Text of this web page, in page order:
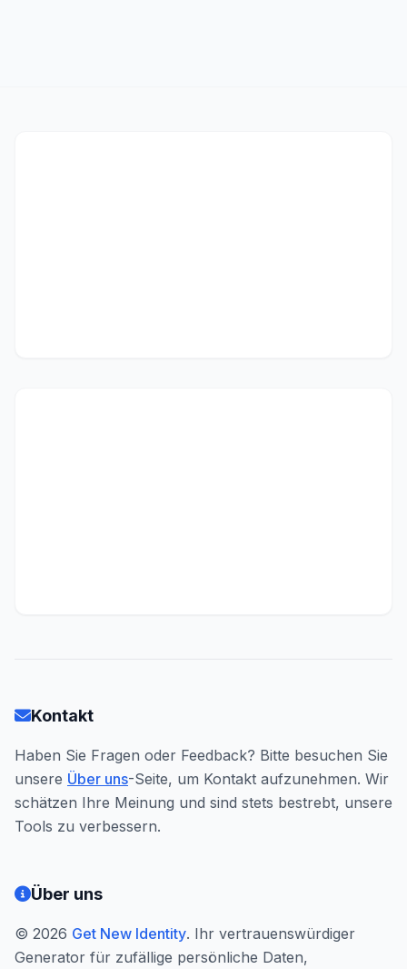
Kontakt
Haben Sie Fragen oder Feedback? Bitte besuchen Sie
unsere Über uns-Seite, um Kontakt aufzunehmen. Wir
schätzen Ihre Meinung und sind stets bestrebt, unsere
Tools zu verbessern.
Über uns
© 2026 Get New Identity. Ihr vertrauenswürdiger
Generator für zufällige persönliche Daten,